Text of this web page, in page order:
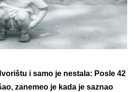
i samo je nestala: Posle 42
zanemeo je kada je saznao